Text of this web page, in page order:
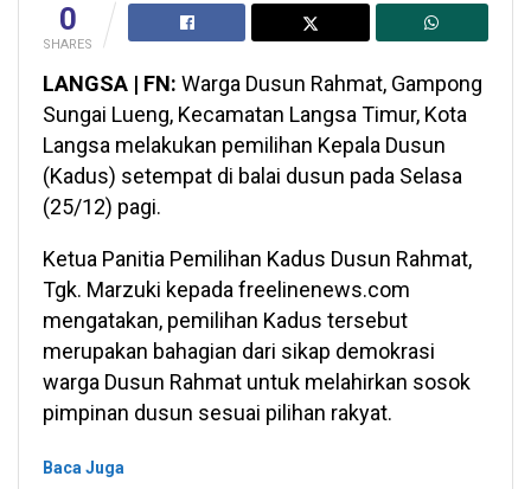
0
SHARES
LANGSA | FN: Warga Dusun Rahmat, Gampong
Sungai Lueng, Kecamatan Langsa Timur, Kota
Langsa melakukan pemilihan Kepala Dusun
(Kadus) setempat di balai dusun pada Selasa
(25/12) pagi.
Ketua Panitia Pemilihan Kadus Dusun Rahmat,
Tgk. Marzuki kepada freelinenews.com
mengatakan, pemilihan Kadus tersebut
merupakan bahagian dari sikap demokrasi
warga Dusun Rahmat untuk melahirkan sosok
pimpinan dusun sesuai pilihan rakyat.
Baca Juga